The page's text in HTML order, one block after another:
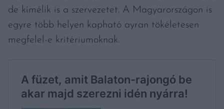
de kímélik is a szervezetet. A Magyarországon is
egyre több helyen kapható ayran tökéletesen
megfelel-e kritériumoknak.